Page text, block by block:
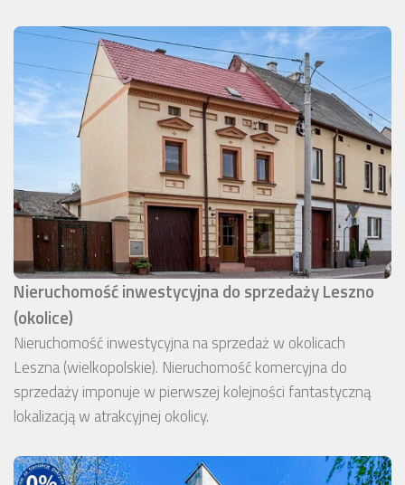
Nieruchomość inwestycyjna do sprzedaży Leszno
(okolice)
Nieruchomość inwestycyjna na sprzedaż w okolicach
Leszna (wielkopolskie). Nieruchomość komercyjna do
sprzedaży imponuje w pierwszej kolejności fantastyczną
lokalizacją w atrakcyjnej okolicy.